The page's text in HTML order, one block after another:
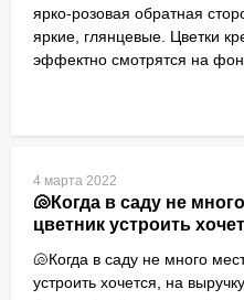
ярко-розовая обратная
яркие, глянцевые. Цветки
эффектно смотрятся на
4 марта 2022
🐚Когда в саду не
цветник устроить
🐚Когда в саду не много
устроить хочется, на